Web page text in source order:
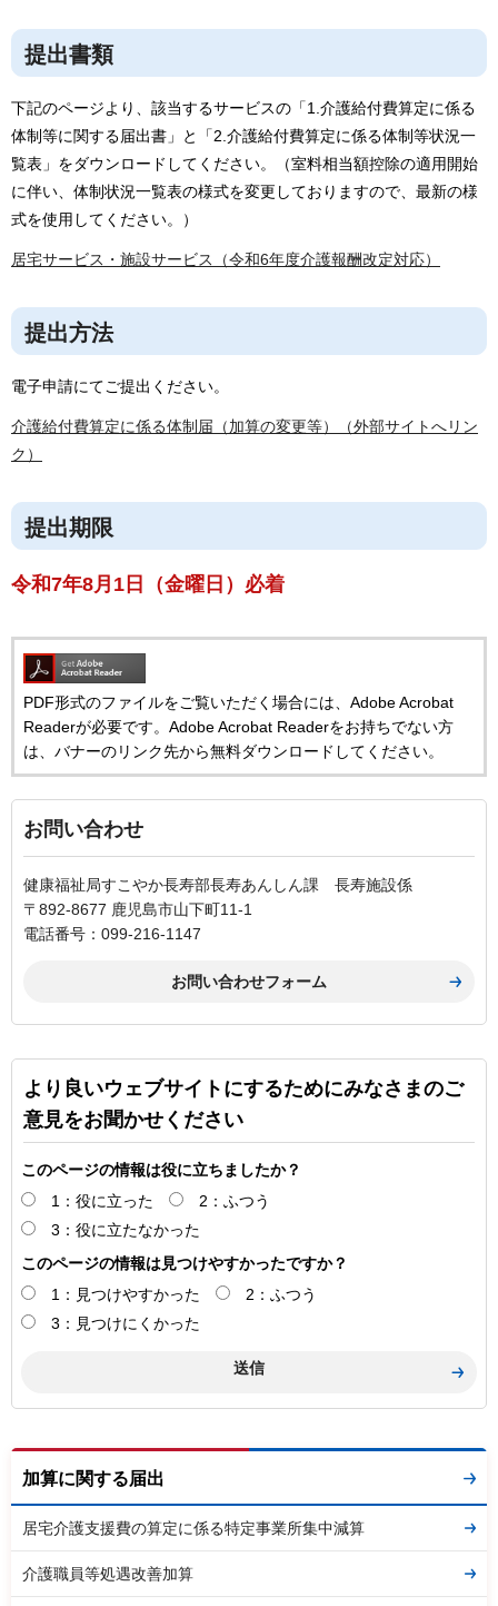
提出書類
下記のページより、該当するサービスの「1.介護給付費算定に係る
体制等に関する届出書」と「2.介護給付費算定に係る体制等状況一
覧表」をダウンロードしてください。（室料相当額控除の適用開始
に伴い、体制状況一覧表の様式を変更しておりますので、最新の様
式を使用してください。）
居宅サービス・施設サービス（令和6年度介護報酬改定対応）
提出方法
電子申請にてご提出ください。
介護給付費算定に係る体制届（加算の変更等）（外部サイトへリン
ク）
提出期限
令和7年8月1日（金曜日）必着
PDF形式のファイルをご覧いただく場合には、Adobe Acrobat
Readerが必要です。Adobe Acrobat Readerをお持ちでない方
は、バナーのリンク先から無料ダウンロードしてください。
お問い合わせ
健康福祉局すこやか長寿部長寿あんしん課 長寿施設係
〒892-8677 鹿児島市山下町11-1
電話番号：099-216-1147
より良いウェブサイトにするためにみなさまのご
意見をお聞かせください
このページの情報は役に立ちましたか？
1：役に立った
2：ふつう
3：役に立たなかった
このページの情報は見つけやすかったですか？
1：見つけやすかった
2：ふつう
3：見つけにくかった
加算に関する届出
居宅介護支援費の算定に係る特定事業所集中減算
介護職員等処遇改善加算